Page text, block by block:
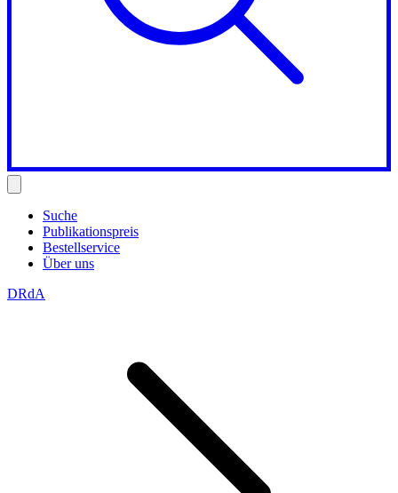
Suche
Publikationspreis
Bestellservice
Über uns
DRdA